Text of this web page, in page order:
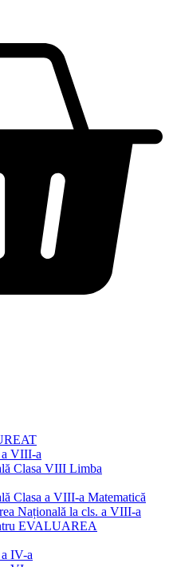
a VIII-a
Clasa VIII Limba
Clasa a VIII-a Matematică
Națională la cls. a VIII-a
EVALUAREA
IV-a